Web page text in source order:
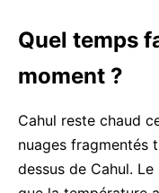
Quel temps
moment ?
Cahul reste chaud
nuages fragmentés
dessus de Cahul.